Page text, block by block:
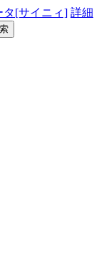
タ[サイニィ] 詳細